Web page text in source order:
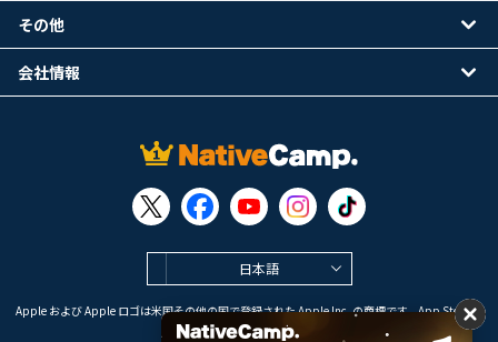
日本語
Apple および Apple ロゴは米国その他の国で登録された Apple Inc. の商標です。App Store は
Apple Inc. のサービスマークです。
その他
会社情報